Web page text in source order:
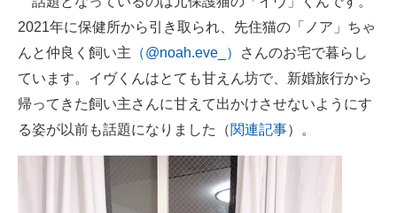
2021年に保健所から引き取られ、先住猫の「ノア」ちゃ
んと仲良く飼い主 （@noah.eve_）
さんのお宅で暮らし
ています。イヴくんはとても甘えん坊で、新婚旅行から
帰ってきた飼い主さんに甘えて出かけさせないようにす
る姿が以前も話題になりました（関連記事）。